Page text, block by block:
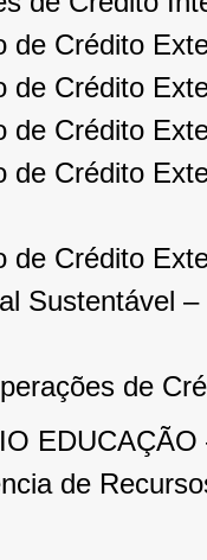
de Crédito
de Crédito
de Crédito
de Crédito
de Crédito
Sustentável –
de
de